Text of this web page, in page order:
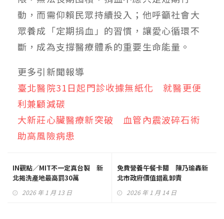
動，而需仰賴民眾持續投入；他呼籲社會大
眾養成「定期捐血」的習慣，讓愛心循環不
斷，成為支撐醫療體系的重要生命能量。
更多引新聞報導
臺北醫院31日起門診收據無紙化 就醫更便
利兼顧減碳
大新莊心臟醫療新突破 血管內震波碎石術
助高風險病患
IN觀點／MIT不一定真台製 新
北揭洗產地最高罰30萬
2026 年 1 月 13 日
免費營養午餐卡關 陳乃瑜轟新
北市政府價值錯亂卸責
2026 年 1 月 14 日